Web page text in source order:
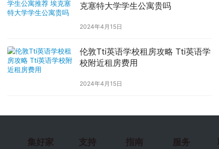
克塞特大学学生公寓贵吗
2024年4月15日
伦敦Tti英语学校租房攻略 Tti英语学
校附近租房费用
2024年4月15日
集好家 支持 指南 服务